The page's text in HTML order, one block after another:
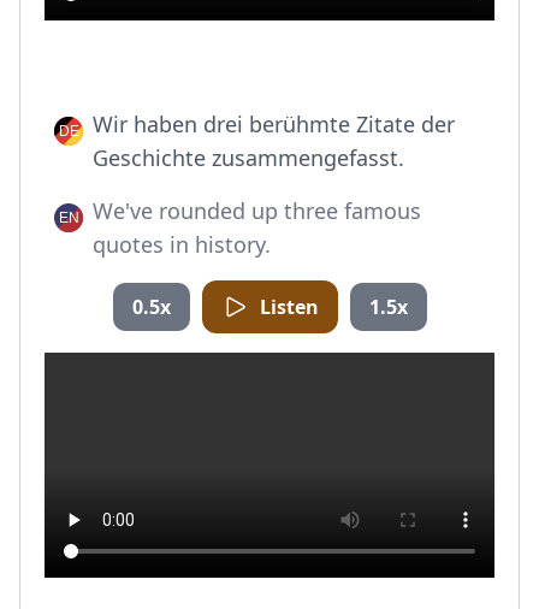
Wir haben drei berühmte Zitate der
Geschichte zusammengefasst.
We've rounded up three famous
quotes in history.
0.5x Listen 1.5x